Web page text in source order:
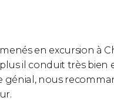
en excursion à
il conduit très bien
génial, nous